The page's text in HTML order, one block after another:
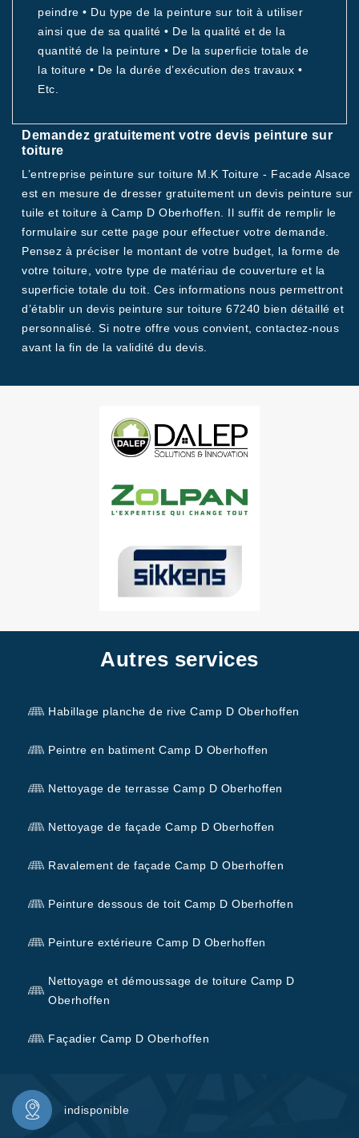
peindre • Du type de la peinture sur toit à utiliser
ainsi que de sa qualité • De la qualité et de la
quantité de la peinture • De la superficie totale de
la toiture • De la durée d’exécution des travaux •
Etc.
Demandez gratuitement votre devis peinture sur
toiture
L’entreprise peinture sur toiture M.K Toiture - Facade Alsace
est en mesure de dresser gratuitement un devis peinture sur
tuile et toiture à Camp D Oberhoffen. Il suffit de remplir le
formulaire sur cette page pour effectuer votre demande.
Pensez à préciser le montant de votre budget, la forme de
votre toiture, votre type de matériau de couverture et la
superficie totale du toit. Ces informations nous permettront
d’établir un devis peinture sur toiture 67240 bien détaillé et
personnalisé. Si notre offre vous convient, contactez-nous
avant la fin de la validité du devis.
Autres services
Habillage planche de rive Camp D Oberhoffen
Peintre en batiment Camp D Oberhoffen
Nettoyage de terrasse Camp D Oberhoffen
Nettoyage de façade Camp D Oberhoffen
Ravalement de façade Camp D Oberhoffen
Peinture dessous de toit Camp D Oberhoffen
Peinture extérieure Camp D Oberhoffen
Nettoyage et démoussage de toiture Camp D
Oberhoffen
Façadier Camp D Oberhoffen
indisponible